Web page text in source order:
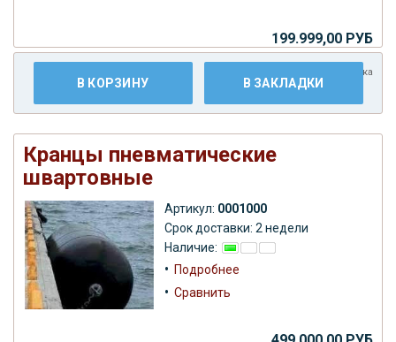
199.999,00 РУБ
доставка
В КОРЗИНУ В ЗАКЛАДКИ
Кранцы пневматические
швартовные
Артикул: 0001000
Срок доставки: 2 недели
Наличие:
• Подробнее
• Сравнить